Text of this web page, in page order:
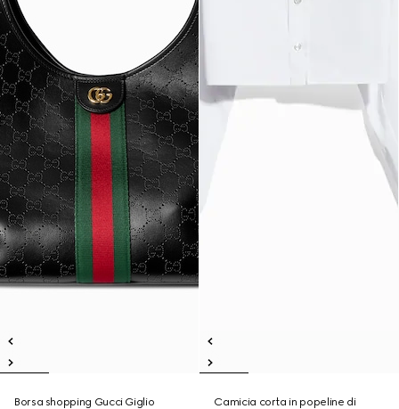
Borsa shopping Gucci Giglio
Camicia corta in popeline di